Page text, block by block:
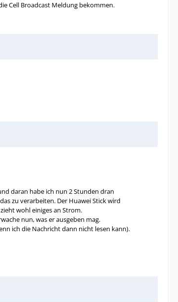
Cell Broadcast Meldung bekommen.
daran habe ich nun 2 Stunden dran
zu verarbeiten. Der Huawei Stick wird
wohl einiges an Strom.
nun, was er ausgeben mag.
ich die Nachricht dann nicht lesen kann).